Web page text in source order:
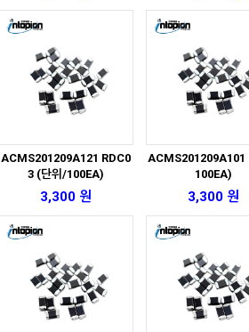
ACMS201209A121 RDC0
3 (단위/100EA)
3,300 원
ACMS201209A101
100EA)
3,300 원